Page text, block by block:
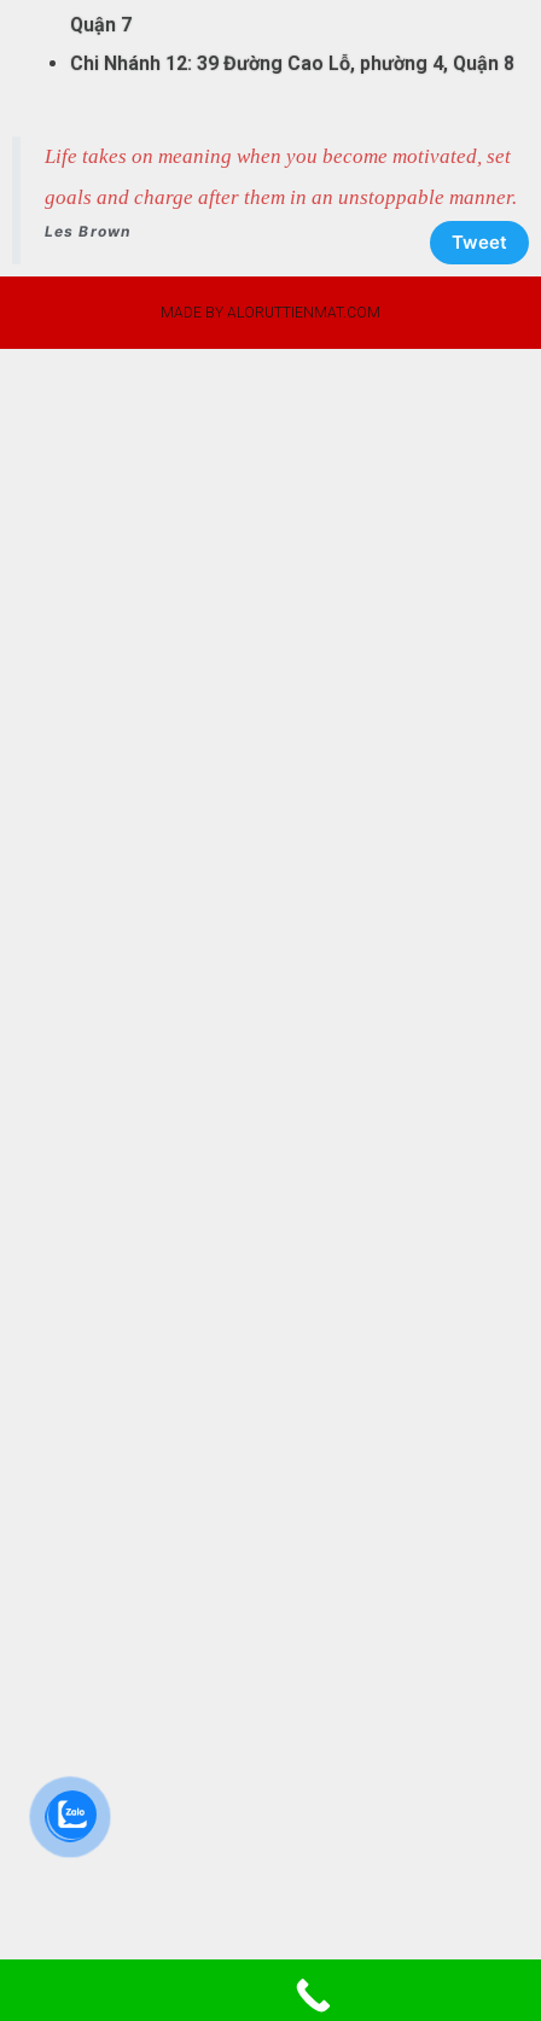
Quận 7
Chi Nhánh 12: 39 Đường Cao Lỗ, phường 4, Quận 8
Life takes on meaning when you become motivated, set
goals and charge after them in an unstoppable manner.
Les Brown Tweet
MADE BY ALORUTTIENMAT.COM